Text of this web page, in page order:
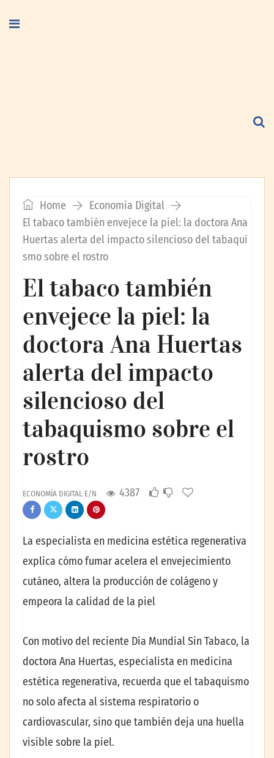
Home
Economía Digital
El tabaco también envejece la piel: la doctora Ana
Huertas alerta del impacto silencioso del tabaqui
smo sobre el rostro
El tabaco también
envejece la piel: la
doctora Ana Huertas
alerta del impacto
silencioso del
tabaquismo sobre el
rostro
ECONOMÍA DIGITAL E/N 4387
La especialista en medicina estética regenerativa
explica cómo fumar acelera el envejecimiento
cutáneo, altera la producción de colágeno y
empeora la calidad de la piel
Con motivo del reciente Día Mundial Sin Tabaco, la
doctora Ana Huertas, especialista en medicina
estética regenerativa, recuerda que el tabaquismo
no solo afecta al sistema respiratorio o
cardiovascular, sino que también deja una huella
visible sobre la piel.